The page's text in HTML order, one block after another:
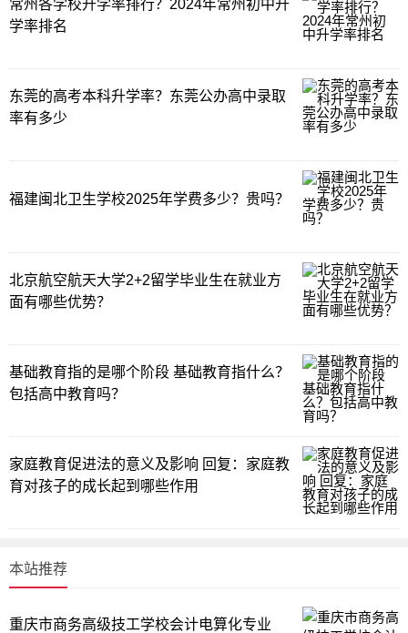
常州各学校升学率排行？2024年常州初中升
学率排名
东莞的高考本科升学率？东莞公办高中录取
率有多少
福建闽北卫生学校2025年学费多少？贵吗？
北京航空航天大学2+2留学毕业生在就业方
面有哪些优势？
基础教育指的是哪个阶段 基础教育指什么？
包括高中教育吗？
家庭教育促进法的意义及影响 回复：家庭教
育对孩子的成长起到哪些作用
本站推荐
重庆市商务高级技工学校会计电算化专业